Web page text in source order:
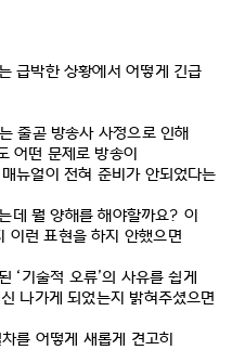
급박한 상황에서 어떻게 긴급
줄곧 방송사 사정으로 인해
어떤 문제로 방송이
뉴얼이 전혀 준비가 안되었다는
데 뭘 양해를 해야할까요? 이
이런 표현을 하지 안했으면
‘기술적 오류’의 사유를 쉽게
나가게 되었는지 밝혀주셨으면
를 어떻게 새롭게 견고히